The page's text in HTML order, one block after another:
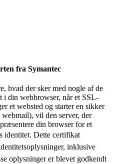
fra Symantec
hvad der sker med nogle af de
i din webbrowser, når et SSL-
et websted og starter en sikker
vil den server, der
din browser for et
identitet. Dette certifikat
inklusive
oplysninger er blevet godkendt